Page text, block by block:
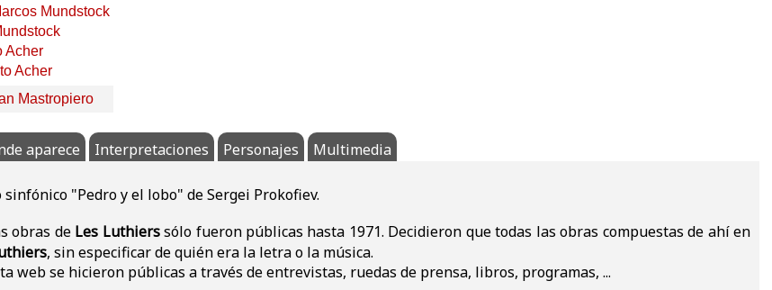
Mundstock
Acher
Acher
Mastropiero
aparece Interpretaciones Personajes Multimedia
"Pedro y el lobo" de Sergei Prokofiev.
obras de Les Luthierssólo fueron públicas hasta 1971. Decidieron que todas las obras compuestas de ahí en
, sin especificar de quién era la letra o la música.
web se hicieron públicas a través de entrevistas, ruedas de prensa, libros, programas, ...